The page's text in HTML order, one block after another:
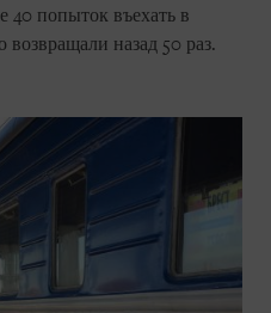
40 попыток въехать в
назад 50 раз.